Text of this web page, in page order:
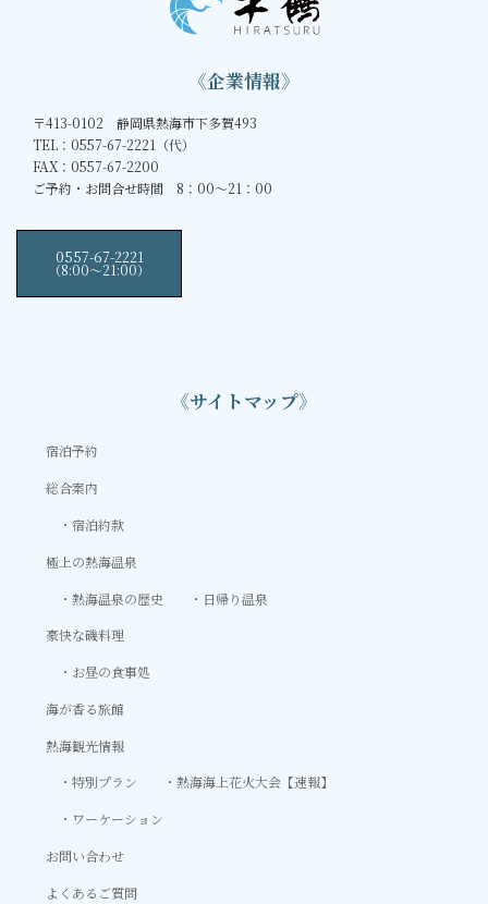
《企業情報》
〒413-0102 静岡県熱海市下多賀493
TEL：0557-67-2221（代）
FAX：0557-67-2200
ご予約・お問合せ時間 8：00～21：00
0557-67-2221
（8:00〜21:00）
《サイトマップ》
宿泊予約
総合案内
宿泊約款
極上の熱海温泉
熱海温泉の歴史
日帰り温泉
豪快な磯料理
お昼の食事処
海が香る旅館
熱海観光情報
特別プラン
熱海海上花火大会【速報】
ワーケーション
お問い合わせ
よくあるご質問